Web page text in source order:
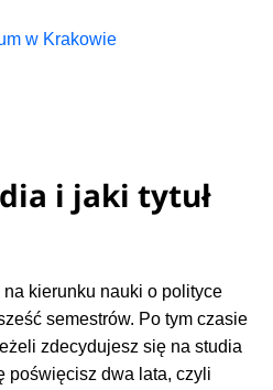
w Krakowie
i jaki tytuł
kierunku nauki o polityce
semestrów. Po tym czasie
zdecydujesz się na studia
poświęcisz dwa lata, czyli